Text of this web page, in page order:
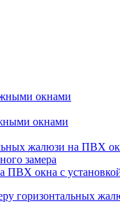
окнами
окнами
жалюзи на ПВХ
замера
окна с
горизонтальных